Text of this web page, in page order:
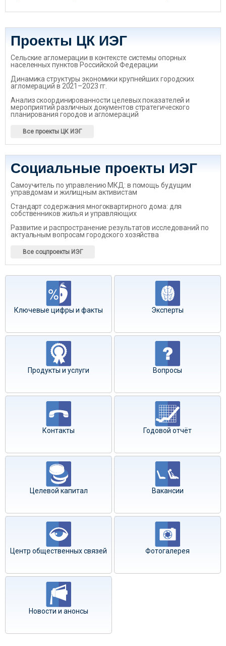
Проекты ЦК ИЭГ
Сельские агломерации в контексте системы опорных
населенных пунктов Российской Федерации
Динамика структуры экономики крупнейших городских
агломераций в 2021–2023 гг.
Анализ скоординированности целевых показателей и
мероприятий различных документов стратегического
планирования городов и агломераций
Все проекты ЦК ИЭГ
Социальные проекты ИЭГ
Самоучитель по управлению МКД: в помощь будущим
управдомам и жилищным активистам
Стандарт содержания многоквартирного дома: для
собственников жилья и управляющих
Развитие и распространение результатов исследований по
актуальным вопросам городского хозяйства
Все соцпроекты ИЭГ
Ключевые цифры и факты Эксперты
Продукты и услуги Вопросы
Контакты Годовой отчёт
Целевой капитал Вакансии
Центр общественных связей Фотогалерея
Новости и анонсы